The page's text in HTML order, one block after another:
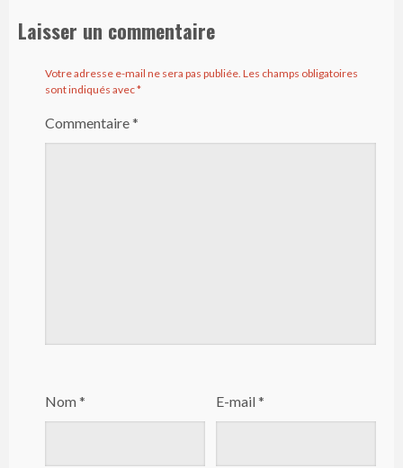
Laisser un commentaire
Votre adresse e-mail ne sera pas publiée. Les champs obligatoires
sont indiqués avec*
Commentaire*
Nom* E-mail*